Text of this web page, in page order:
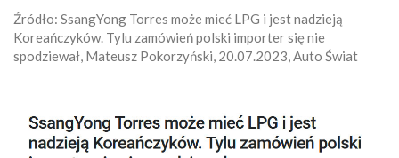
Źródło: SsangYong Torres może mieć LPG i jest nadzieją
Koreańczyków. Tylu zamówień polski importer się nie
spodziewał, Mateusz Pokorzyński, 20.07.2023, Auto Świat